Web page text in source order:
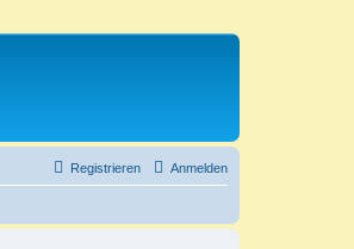
Anmelden
Registrieren